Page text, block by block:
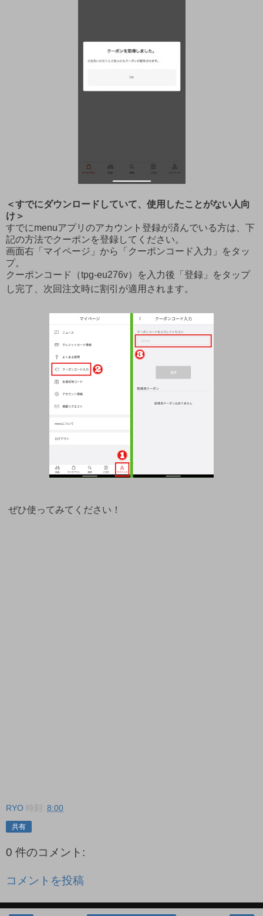
＜すでにダウンロードしていて、使用したことがない人向
け＞
すでにmenuアプリのアカウント登録が済んでいる方は、下
記の方法でクーポンを登録してください。
画面右「マイページ」から「クーポンコード入力」をタッ
プ。
クーポンコード（tpg-eu276v）を入力後「登録」をタップ
し完了、次回注文時に割引が適用されます。
ぜひ使ってみてください！
RYO 時刻: 8:00
共有
0 件のコメント:
コメントを投稿